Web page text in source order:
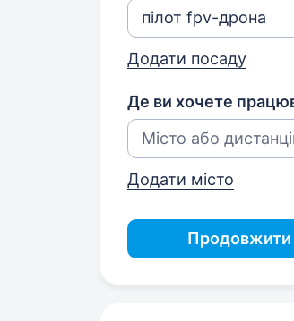
Додати посаду
Де ви хочете
Додати місто
Продовжити